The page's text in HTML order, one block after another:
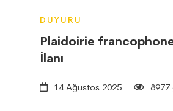
DUYURU
Plaidoirie
İlanı
14 Ağustos 2025